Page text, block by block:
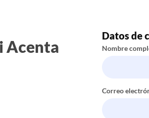
Acenta
Datos de
Nombre
Correo